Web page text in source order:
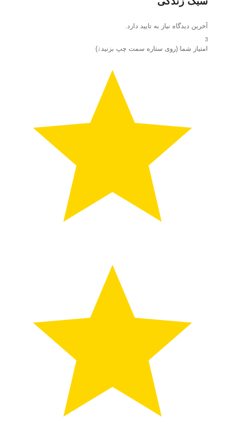
آخرین دیدگاه نیاز به تایید دارد.
3
امتیاز شما (روی ستاره سمت چپ بزنید↓)